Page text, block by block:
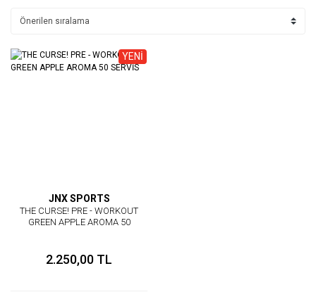
YENİ
JNX SPORTS
THE CURSE! PRE - WORKOUT
GREEN APPLE AROMA 50
2.250,00 TL